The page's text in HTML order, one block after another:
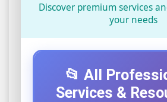
Discover premium services
your needs
📂 All
Services &